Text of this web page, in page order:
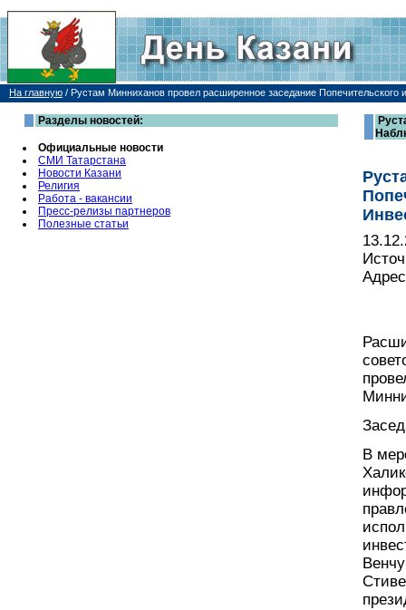
На главную / Рустам Минниханов провел расширенное заседание
Разделы новостей:
Официальные новости
СМИ Татарстана
Новости Казани
Религия
Работа - вакансии
Пресс-релизы партнеров
Полезные статьи
В